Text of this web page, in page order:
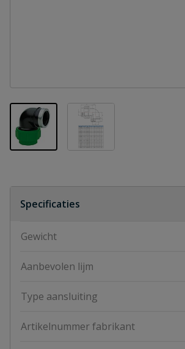
View larger imageView larger image
Specificaties
Gewicht
Aanbevolen lijm
Type aansluiting
Artikelnummer fabrikant